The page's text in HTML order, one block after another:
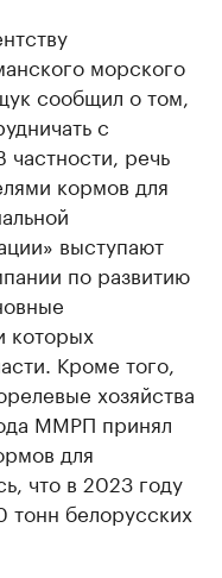
морского
сообщил о том,
с
речь
кормов для
выступают
по развитию
которых
Кроме того,
хозяйства
ММРП принял
для
что в 2023 году
тонн белорусских